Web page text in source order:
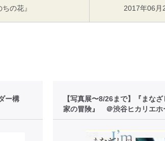
の花』 2017年06月
ー構
【写真展〜8/26まで】『まな
家の冒険』 ＠渋谷ヒカリエホ